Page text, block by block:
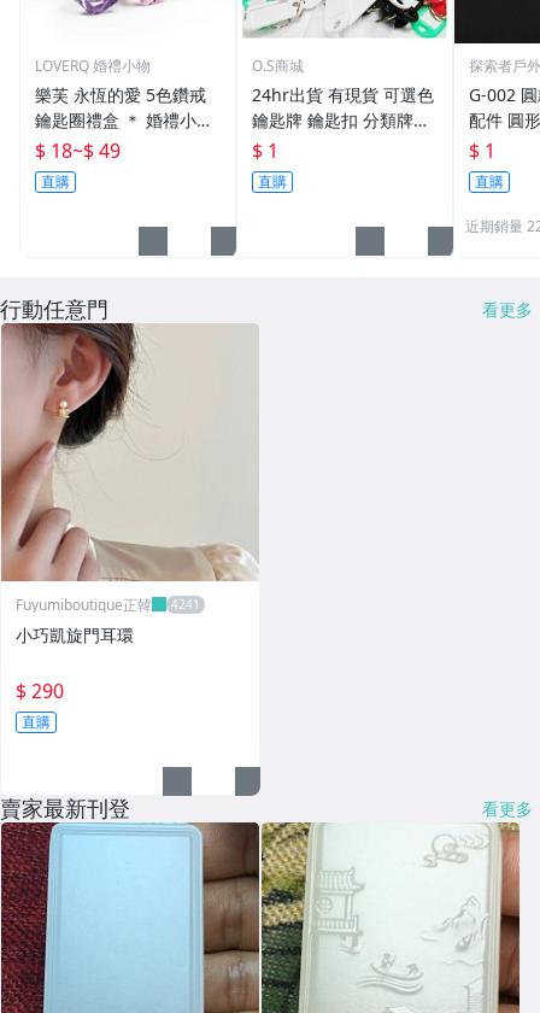
LOVERQ 婚禮小物
樂芙 永恆的愛 5色鑽戒
鑰匙圈禮盒 ＊ 婚禮小物
二次進場 工商禮贈品 戒
指鑰匙圈 鑽石鑰匙扣 大
鑽戒 送客禮 活動贈品
$ 18~$ 49
直購
O.S商城
24hr出貨 有現貨 可選色
鑰匙牌 鑰匙扣 分類牌鎖
匙 分類牌 塑膠鑰匙牌 鑰
匙扣 號碼牌 分類牌 標記
鑰匙吊牌 掛牌
$ 1
直購
探索者戶
G-002
配件 圓
鑰匙圈
單個鑰
$ 1
直購
近期銷量
行動任意門 看更多
Fuyumiboutique正韓
小巧凱旋門耳環
$ 290
直購
賣家最新刊登 看更多